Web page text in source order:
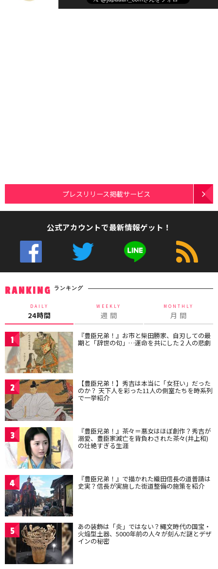
プレスリリース掲載サービス
公式アカウントで最新情報ゲット！
RANKING ランキング
DAILY
24時間
WEEKLY
週 間
MONTHLY
月 間
1 『豊臣兄弟！』お市と柴田勝家、自刃しての最
期と「辞世の句」…運命を共にした２人の悲劇
2 【豊臣兄弟！】秀吉は本当に「女狂い」だった
のか？ 天下人を彩った11人の側室たちを時系列
で一挙紹介
3 『豊臣兄弟！』茶々＝悪女はほぼ創作？秀吉が
溺愛、豊臣家滅亡を背負わされた茶々(井上和)
の壮絶すぎる生涯
4 『豊臣兄弟！』で描かれた織田信長の道普請は
史実？信長が実施した街道整備の施策を紹介
5 あの装飾は「炎」ではない？縄文時代の国宝・
火焔型土器、5000年前の人々が刻んだ謎とデザ
インの秘密